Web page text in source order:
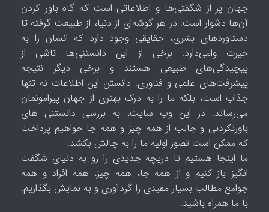
جهان پر از شگفتی‌ها و اطلاعاتی است که گاه باور کردن
آن‌ها دشوار است. در هر گوشه‌ای از دنیا، از طبیعت گرفته تا
دستاوردهای بشری، حقایقی وجود دارد که انسان را به
حیرت وامی‌دارد. برخی از این دانستنی‌ها ناشی از
پیچیدگی‌های طبیعی هستند و برخی دیگر نتیجه
پیشرفت‌های علمی و فناوری. دانستن این اطلاعات نه تنها
جذاب است، بلکه ما را به درک بهتری از جهان پیرامونمان
می‌رساند. در این وب سایت، به بررسی دانستنی های
باورنکردنی و جالب از همه چیز و همه جا خواهیم پرداخت
که ممکن است تصور اولیه ما را به چالش بکشد.
ما اینجا هستیم تا دریچه جدیدی را رو به دنیای شگفت
انگیز باز کنیم و از همه جا، همه چیز، همه افراد و همه
جوامع مطالب بسیار مفیدی را گردآوری و به نمایش بگذاریم.
با ما همراه باشید.